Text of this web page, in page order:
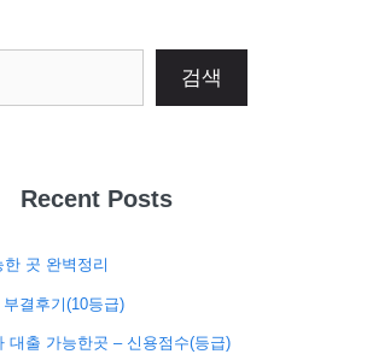
검색
Recent Posts
곳 완벽정리
결후기(10등급)
대출 가능한곳 – 신용점수(등급)